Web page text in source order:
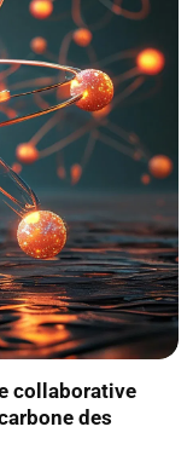
collaborative
des